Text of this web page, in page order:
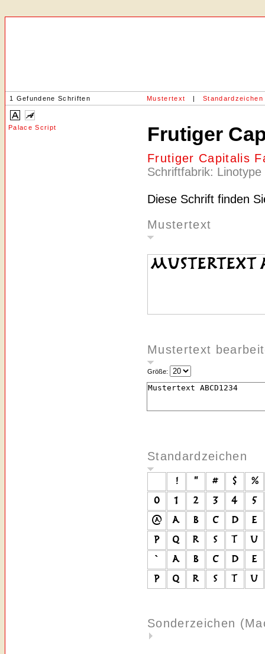
1 Gefundene Schriften Mustertext | Standardzeichen
Palace Script Frutiger
Frutiger Capitalis
Schriftfabrik: Linotype
Diese Schrift finden
Mustertext
Mustertext
Größe:
Standardzeichen
Sonderzeichen